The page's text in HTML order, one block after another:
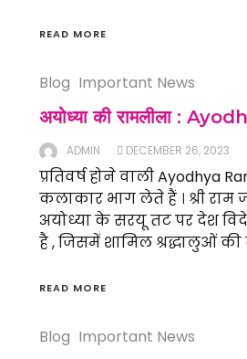
READ MORE
Blog Important News
अयोध्या की रामलीला :
ADMIN DECEMBER 26, 2023
प्रतिवर्ष होने वाली Ayodhya
कलाकार भाग लेते हैं । श्री राम
अयोध्या के सरयू तट पर देश
है , जिसमें शामिल श्रद्धालुओं
READ MORE
Blog Important News